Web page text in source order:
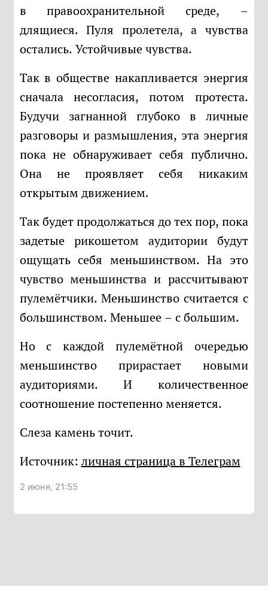
в правоохранительной среде, –
длящиеся. Пуля пролетела, а чувства
остались. Устойчивые чувства.
Так в обществе накапливается энергия
сначала несогласия, потом протеста.
Будучи загнанной глубоко в личные
разговоры и размышления, эта энергия
пока не обнаруживает себя публично.
Она не проявляет себя никаким
открытым движением.
Так будет продолжаться до тех пор, пока
задетые рикошетом аудитории будут
ощущать себя меньшинством. На это
чувство меньшинства и рассчитывают
пулемётчики. Меньшинство считается с
большинством. Меньшее – с большим.
Но с каждой пулемётной очередью
меньшинство прирастает новыми
аудиториями. И количественное
соотношение постепенно меняется.
Слеза камень точит.
Источник: личная страница в Телеграм
2 июня, 21:55